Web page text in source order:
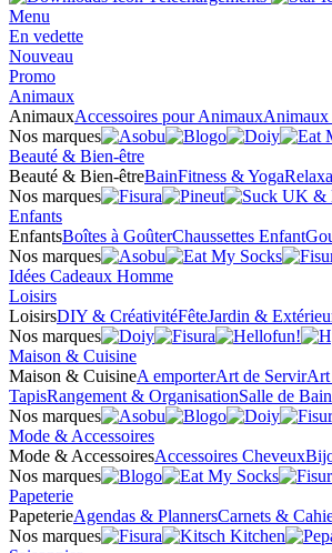
Menu
En vedette
Nouveau
Promo
Animaux
AnimauxAccessoires pour AnimauxAnimaux
Nos marques
Beauté & Bien-être
Beauté & Bien-êtreBainFitness & Yoga
Nos marques
Enfants
EnfantsBoîtes à GoûterChaussettes Enfant
Nos marques
Idées Cadeaux Homme
Loisirs
LoisirsDIY & CréativitéFêteJardin &
Nos marques
Maison & Cuisine
Maison & CuisineA emporterArt de ServirArt
TapisRangement & OrganisationSalle de Bain
Nos marques
Mode & Accessoires
Mode & AccessoiresAccessoires Cheveux
Nos marques
Papeterie
PapeterieAgendas & PlannersCarnets &
Nos marques